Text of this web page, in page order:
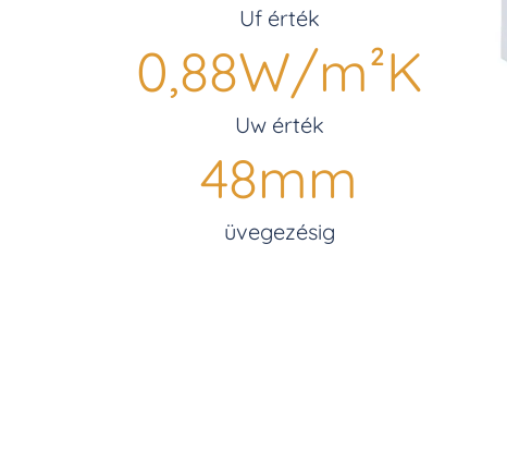
Uf érték
0,88W/m²K
Uw érték
48mm
üvegezésig